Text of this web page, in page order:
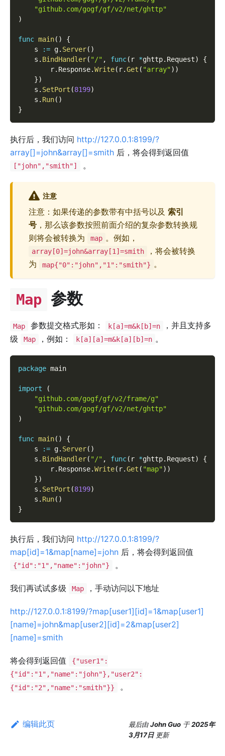
"github.com/gogf/gf/v2/net/ghttp"
)
func main( )
{
    s
:= g. Server( )
    s
. BindHandler( "/" , func( r *ghttp. Request)
{
        r
. Response.Write( r.Get ( "array") )
})
    s
. SetPort (8199)
    s
. Run( )
}
执行后，我们访问 http://127.0.0.1:8199/?
array[]=john&array[]=smith 后，将会得到返回值
["john","smith"] 。
注意
注意：如果传递的参数带有中括号以及 索引
号 ，那么该参数按照前面介绍的复杂参数转换规
则将会被转换为
map 。例如，
array[0]=john&array[1]=smith
，将会被转换
为
map{"0":"john","1":"smith"} 。
Map 参数
Map 参数提交格式形如： k[a]=m&k[b]=n
，并且支持多
级
Map ，例如： k[a][a]=m&k[a][b]=n 。
package main
import
(
"github.com/gogf/gf/v2/frame/g"
"github.com/gogf/gf/v2/net/ghttp"
)
func main( )
{
    s
:= g. Server( )
    s
. BindHandler( "/" , func( r *ghttp. Request)
{
        r
. Response.Write( r.Get ( "map") )
})
    s
. SetPort (8199)
    s
. Run( )
}
执行后，我们访问 http://127.0.0.1:8199/?
map[id]=1&map[name]=john 后，将会得到返回值
{"id":"1","name":"john"} 。
我们再试试多级 Map ，手动访问以下地址
http://127.0.0.1:8199/?map[user1][id]=1&map[user1]
[name]=john&map[user2][id]=2&map[user2]
[name]=smith
将会得到返回值
{"user1":
{"id":"1","name":"john"},"user2":
{"id":"2","name":"smith"}}
。
编辑此页 最后由John Guo 于2025年
3月17日 更新